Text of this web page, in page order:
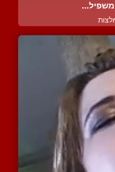
משפיל...